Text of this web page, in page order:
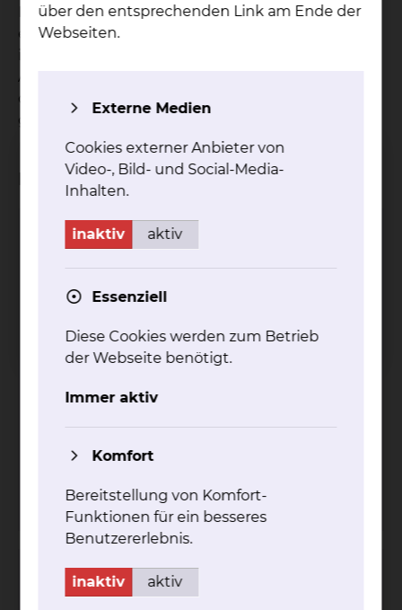
Maximalversorgung einer erkrankten Mutter nach
einer Risiko-Entbindung erfolgt z. B. auf unserer
Anästhesiologie und anderen Fachabteilungen, so
dass Mütter und Kinder in der Regel nicht
getrennt werden.
Beteiligte Kliniken
Geburtshilfe
Fax: +49 531 595 3634
mehr
Neonatologie & Pädiatrische
Intensivmedizin
über den entsprechenden Link am Ende der
Webseiten.
Externe Medien
Cookies externer Anbieter von
Video-, Bild- und Social-Media-
Inhalten.
inaktiv aktiv
Essenziell
Diese Cookies werden zum Betrieb
der Webseite benötigt.
Immer aktiv
Komfort
Bereitstellung von Komfort-
Funktionen für ein besseres
Benutzererlebnis.
inaktiv aktiv